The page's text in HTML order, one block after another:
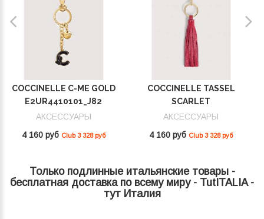
COCCINELLE C-ME GOLD
E2UR4410101_J82
АКСЕССУАРЫ
4 160 руб Club 3 328 руб
COCCINELLE TASSEL
SCARLET
E2MU0410101_R02
АКСЕССУАРЫ
4 160 руб Club 3 328 руб
Только подлинные итальянские товары -
бесплатная доставка по всему миру - TutITALIA -
тут Италия